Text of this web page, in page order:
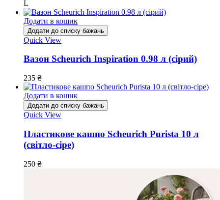
L
Додати в кошик
Додати до списку бажань
Quick View
Вазон Scheurich Inspiration 0.98 л (сірий)
235 ₴
Додати в кошик
Додати до списку бажань
Quick View
Пластикове кашпо Scheurich Purista 10 л
(світло-сіре)
250 ₴